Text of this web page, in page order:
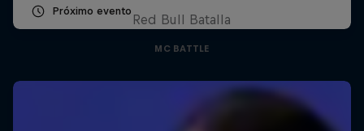
Próximo evento
Red Bull Batalla
MC BATTLE